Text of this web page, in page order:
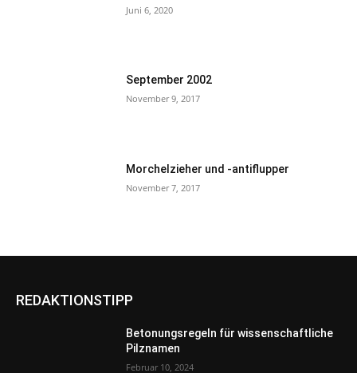
Juni 6, 2020
September 2002
November 9, 2017
Morchelzieher und -antiflupper
November 7, 2017
REDAKTIONSTIPP
Betonungsregeln für wissenschaftliche
Pilznamen
Februar 10, 2024